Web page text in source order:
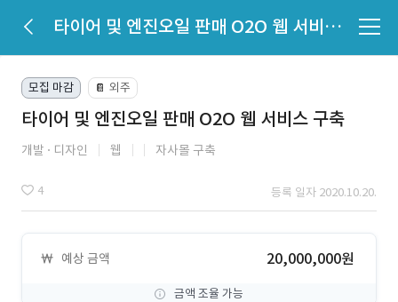
타이어 및 엔진오일 판매 O2O 웹 서비스 구축
모집 마감 📔 외주
타이어 및 엔진오일 판매 O2O 웹 서비스 구축
개발 디자인 웹 자사몰 구축
4 등록 일자 2020.10.20.
예상 금액 20,000,000원
금액 조율 가능